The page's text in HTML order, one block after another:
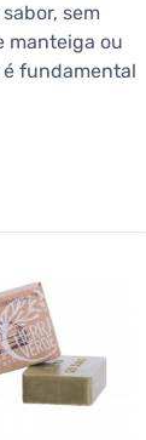
sem
manteiga ou
é fundamental